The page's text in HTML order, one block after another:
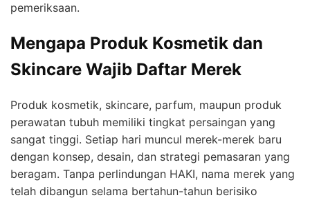
pemeriksaan.
Mengapa Produk Kosmetik dan
Skincare Wajib Daftar Merek
Produk kosmetik, skincare, parfum, maupun produk
perawatan tubuh memiliki tingkat persaingan yang
sangat tinggi. Setiap hari muncul merek-merek baru
dengan konsep, desain, dan strategi pemasaran yang
beragam. Tanpa perlindungan HAKI, nama merek yang
telah dibangun selama bertahun-tahun berisiko